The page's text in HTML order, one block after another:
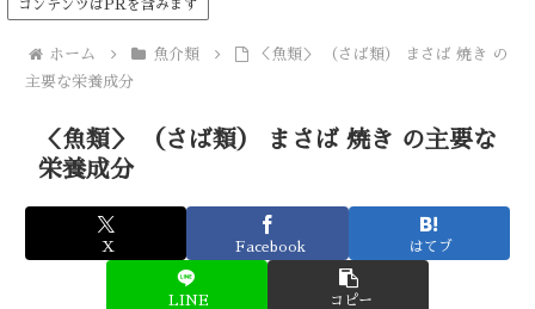
コンテンツはPRを含みます
ホーム 魚介類
＜魚類＞ （さば類） まさば 焼き の
主要な栄養成分
＜魚類＞ （さば類） まさば 焼き の主要な
栄養成分
X Facebook はてブ
LINE コピー